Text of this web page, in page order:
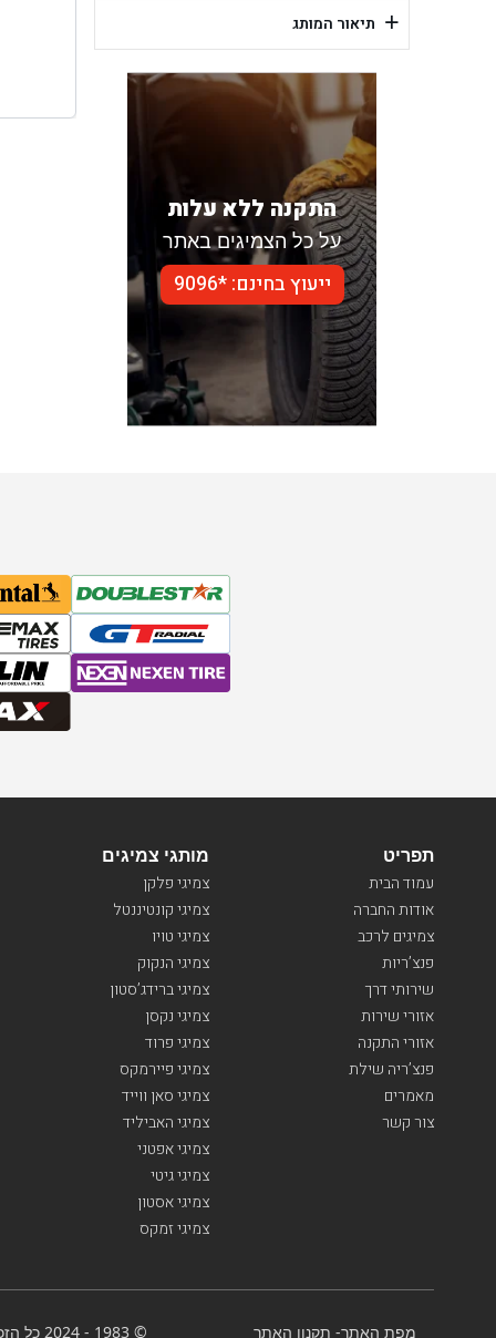
+ תיאור המותג
התקנה ללא עלות
על כל הצמיגים באתר
ייעוץ בחינם: *9096
מותגי צמיגים
צמיגי פלקן
צמיגי קונטיננטל
צמיגי טויו
צמיגי הנקוק
צמיגי ברידג’סטון
צמיגי נקסן
צמיגי פרוד
צמיגי פיירמקס
צמיגי סאן ווייד
צמיגי האביליד
צמיגי אפטני
צמיגי גיטי
צמיגי אסטון
צמיגי זמקס
תפריט
עמוד הבית
אודות החברה
צמיגים לרכב
פנצ’ריות
שירותי דרך
אזורי שירות
אזורי התקנה
פנצ’ריה שילת
מאמרים
צור קשר
מפת האתר- תקנון האתר © 1983 - 2024 כל הזכויות שמורות-BenGal